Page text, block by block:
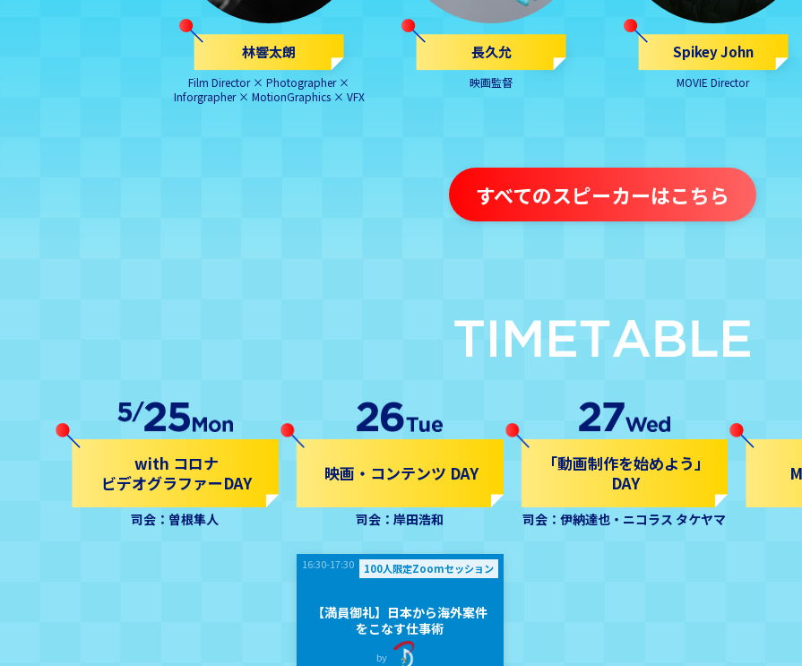
林響太朗
Film Director × Photographer ×
Inforgrapher × MotionGraphics × VFX
長久允
映画監督
Spikey John
MOVIE Director
すべてのスピーカーはこちら
with コロナ
ビデオグラファーDAY
司会：曽根隼人
映画・コンテンツ DAY
司会：岸田浩和
16:30-17:30 100人限定Zoomセッション
【満員御礼】日本から海外案件
をこなす仕事術
by
「動画制作を始めよう」
DAY
司会：伊納達也・ニコラス タケヤマ